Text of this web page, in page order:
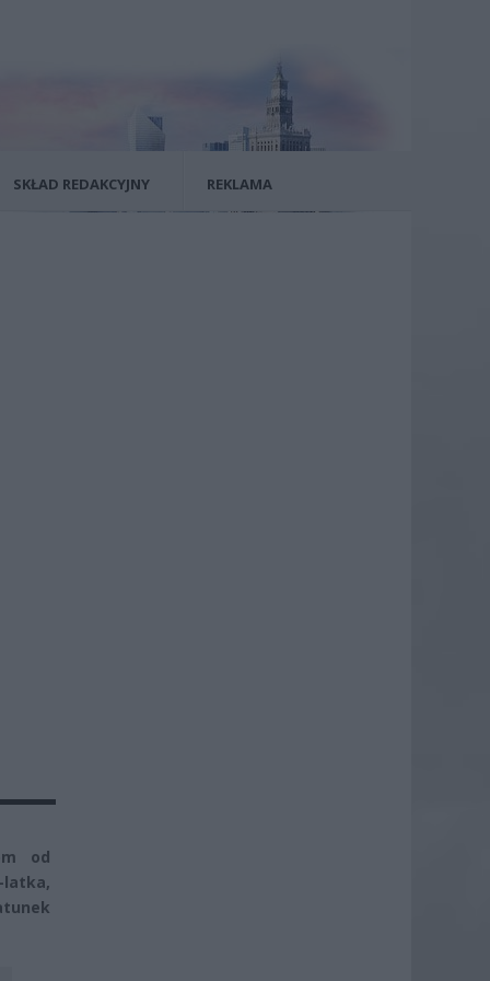
SKŁAD REDAKCYJNY REKLAMA
od
latka,